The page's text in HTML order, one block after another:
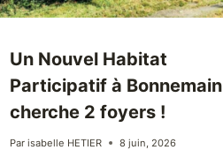
Un Nouvel Habitat
Participatif à Bonnemain
cherche 2 foyers !
Par isabelle HETIER 8 juin, 2026